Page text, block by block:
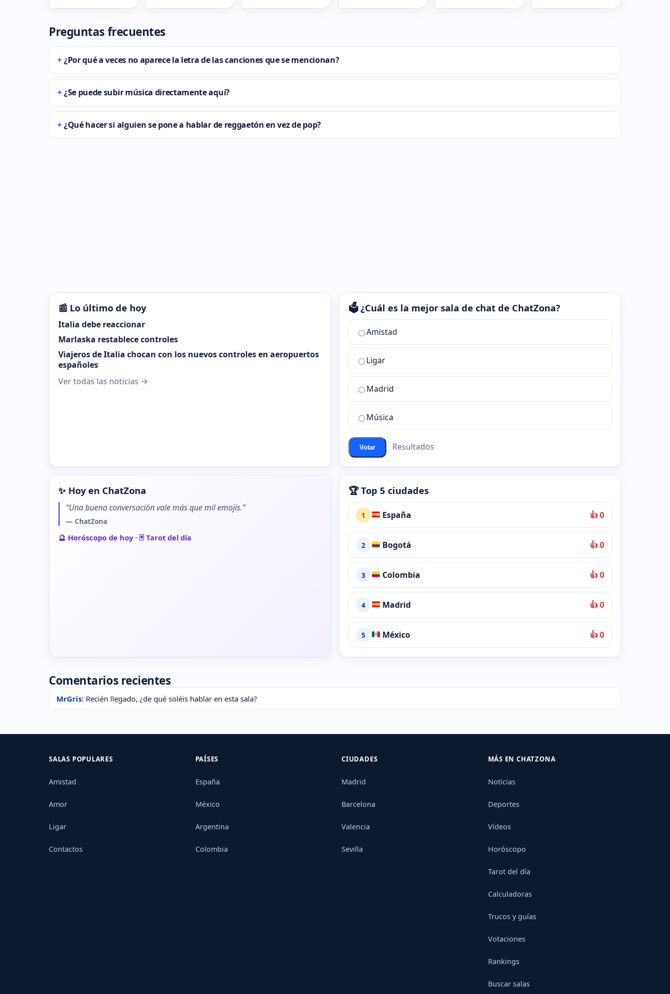
Preguntas frecuentes
¿Por qué a veces no aparece la letra de las canciones que se mencionan?
¿Se puede subir música directamente aquí?
¿Qué hacer si alguien se pone a hablar de reggaetón en vez de pop?
📰 Lo último de hoy
Italia debe reaccionar
Marlaska restablece controles
Viajeros de Italia chocan con los nuevos controles en aeropuertos
españoles
Ver todas las noticias →
🗳️ ¿Cuál es la mejor sala de chat de ChatZona?
¿Cuál
la
mejor
sala
chat
ChatZona?
Amistad
Ligar
Madrid
Música
Votar Resultados
✨ Hoy en ChatZona
“Una buena conversación vale más que mil emojis.”
— ChatZona
🔮 Horóscopo de hoy· 🃏 Tarot del día
🏆 Top 5 ciudades
1 España 👍 0
2 Bogotá 👍 0
3 Colombia 👍 0
4 Madrid 👍 0
5 México 👍 0
Comentarios recientes
MrGris: Recién llegado, ¿de qué soléis hablar en esta sala?
SALAS POPULARES
Amistad
Amor
Ligar
Contactos
PAÍSES
España
México
Argentina
Colombia
CIUDADES
Madrid
Barcelona
Valencia
Sevilla
MÁS EN CHATZONA
Noticias
Deportes
Vídeos
Horóscopo
Tarot del día
Calculadoras
Trucos y guías
Votaciones
Rankings
Buscar salas